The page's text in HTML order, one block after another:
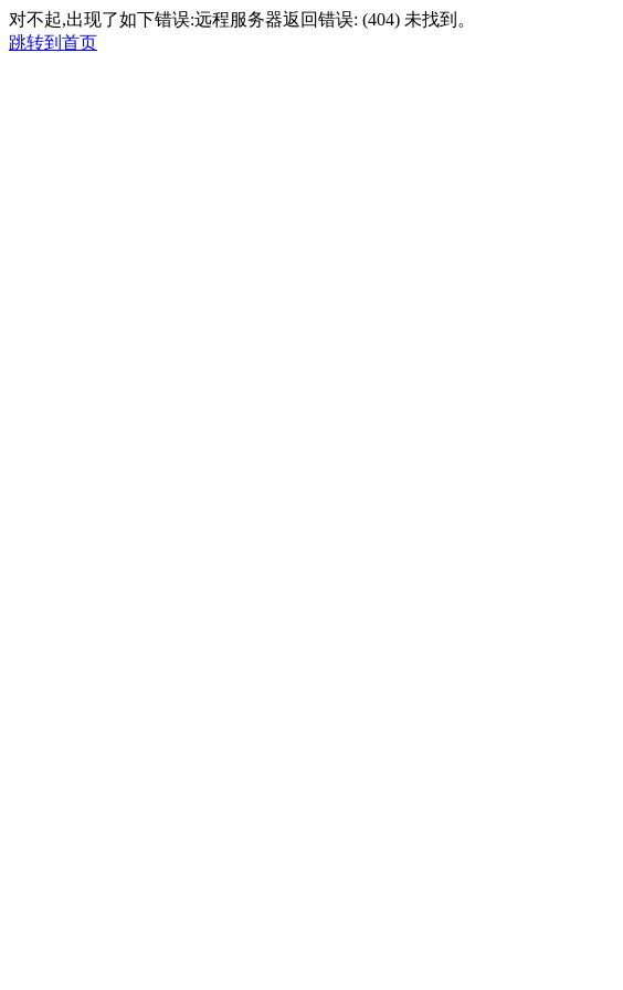
对不起,出现了如下错误:远程服务器返回错误: (404) 未找到。
跳转到首页